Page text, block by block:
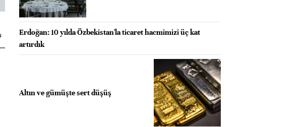
Erdoğan: 10 yılda Özbekistan'la ticaret hacmimizi üç kat
artırdık
Altın ve gümüşte sert düşüş